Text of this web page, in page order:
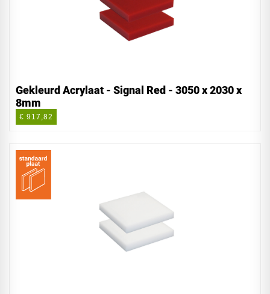
Gekleurd Acrylaat - Signal Red - 3050 x 2030 x
8mm
€ 917,82